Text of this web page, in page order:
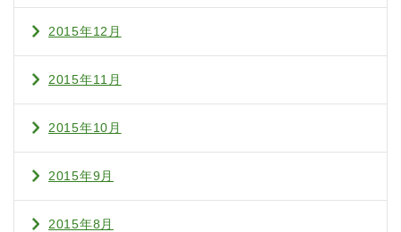
2015年12月
2015年11月
2015年10月
2015年9月
2015年8月